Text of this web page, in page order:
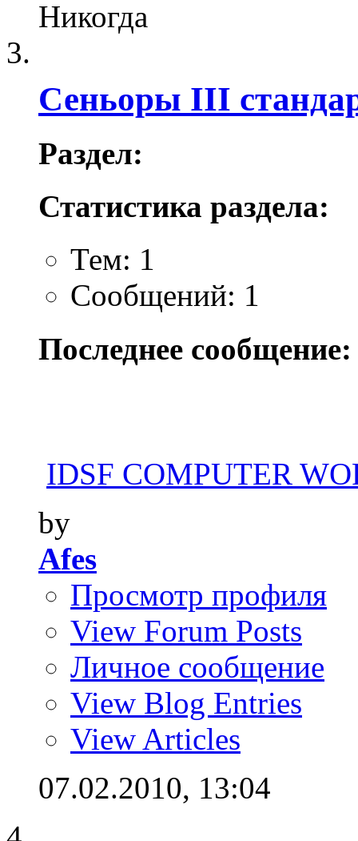
Никогда
Сеньоры III
Раздел:
Статистика раздела:
Тем: 1
Сообщений: 1
Последнее сообщение:
IDSF COMPUTER
by
Afes
Просмотр профиля
View Forum Posts
Личное сообщение
View Blog Entries
View Articles
07.02.2010, 13:04